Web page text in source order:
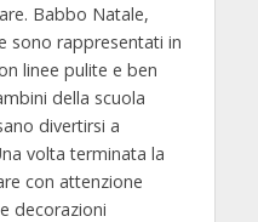
Babbo Natale,
sono rappresentati in
linee pulite e ben
della scuola
divertirsi a
volta terminata la
con attenzione
decorazioni